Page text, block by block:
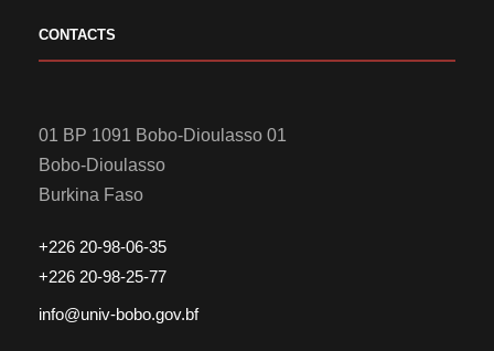
CONTACTS
01 BP 1091 Bobo-Dioulasso 01
Bobo-Dioulasso
Burkina Faso
+226 20-98-06-35
+226 20-98-25-77
info@univ-bobo.gov.bf